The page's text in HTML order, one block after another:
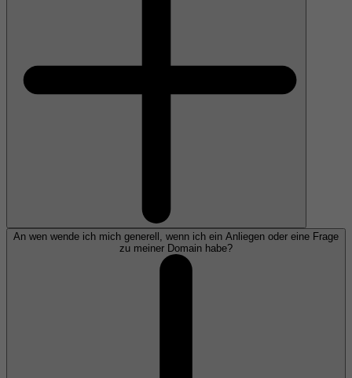
An wen wende ich mich generell, wenn ich ein Anliegen oder eine Frage
zu meiner Domain habe?